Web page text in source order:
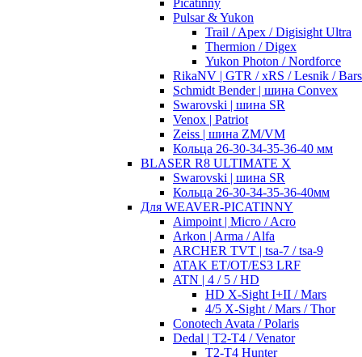
Picatinny
Pulsar & Yukon
Trail / Apex / Digisight Ultra
Thermion / Digex
Yukon Photon / Nordforce
RikaNV | GTR / xRS / Lesnik /
Schmidt Bender | шина Convex
Swarovski | шина SR
Venox | Patriot
Zeiss | шина ZM/VM
Кольца 26-30-34-35-36-40 мм
BLASER R8 ULTIMATE X
Swarovski | шина SR
Кольца 26-30-34-35-36-40мм
Для WEAVER-PICATINNY
Aimpoint | Micro / Acro
Arkon | Arma / Alfa
ARCHER TVT | tsa-7 / tsa-9
ATAK ET/OT/ES3 LRF
ATN | 4 / 5 / HD
HD X-Sight I+II / Mars
4/5 X-Sight / Mars / Thor
Conotech Avata / Polaris
Dedal | T2-T4 / Venator
T2-T4 Hunter